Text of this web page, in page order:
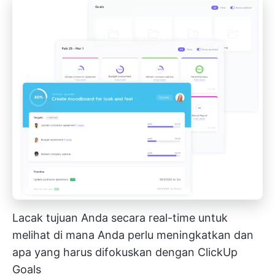
Lacak tujuan Anda secara real-time untuk
melihat di mana Anda perlu meningkatkan dan
apa yang harus difokuskan dengan ClickUp
Goals